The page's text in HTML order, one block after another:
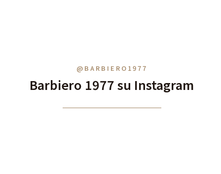
@BARBIERO1977
Barbiero 1977 su Instagram